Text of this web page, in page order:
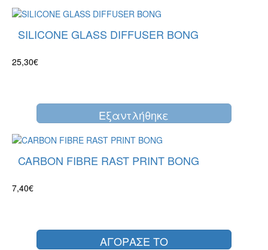
SILICONE GLASS DIFFUSER BONG
25,30€
Eξαντλήθηκε
CARBON FIBRE RAST PRINT BONG
7,40€
ΑΓΟΡΑΣΕ ΤΟ